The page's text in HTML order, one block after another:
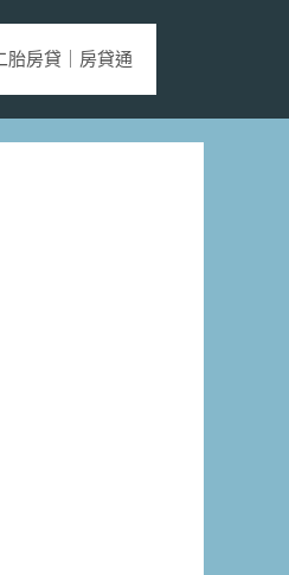
胎房貸｜房貸通